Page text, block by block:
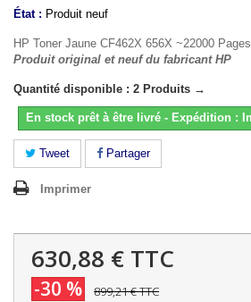
État : Produit neuf
HP Toner Jaune CF462X 656X ~22000 Pages
Produit original et neuf du fabricant HP
Quantité disponible : 2 Produits →
En stock prêt à être livré - Expédition :
Tweet Partager
Imprimer
630,88 € TTC
-30 % 899,21 €TTC